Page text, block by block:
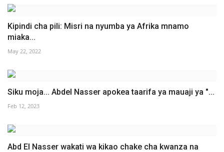
Kipindi cha pili: Misri na nyumba ya Afrika mnamo
miaka...
May 22, 2022
Siku moja... Abdel Nasser apokea taarifa ya mauaji ya "...
Feb 12, 2023
Abd El Nasser wakati wa kikao chake cha kwanza na